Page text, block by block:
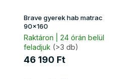
Brave gyerek hab matrac
90x160
Raktáron | 24 órán belül
feladjuk (>3 db)
46 190 Ft